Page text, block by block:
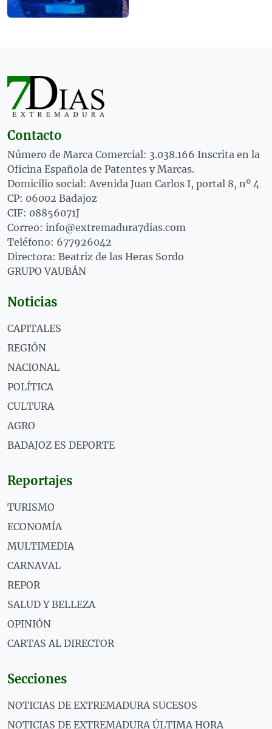
Contacto
Número de Marca Comercial: 3.038.166 Inscrita en la
Oficina Española de Patentes y Marcas.
Domicilio social: Avenida Juan Carlos I, portal 8, nº 4
CP: 06002 Badajoz
CIF: 08856071J
Correo: info@extremadura7dias.com
Teléfono: 677926042
Directora: Beatriz de las Heras Sordo
GRUPO VAUBÁN
Noticias
CAPITALES
REGIÓN
NACIONAL
POLÍTICA
CULTURA
AGRO
BADAJOZ ES DEPORTE
Reportajes
TURISMO
ECONOMÍA
MULTIMEDIA
CARNAVAL
REPOR
SALUD Y BELLEZA
OPINIÓN
CARTAS AL DIRECTOR
Secciones
NOTICIAS DE EXTREMADURA SUCESOS
NOTICIAS DE EXTREMADURA ÚLTIMA HORA